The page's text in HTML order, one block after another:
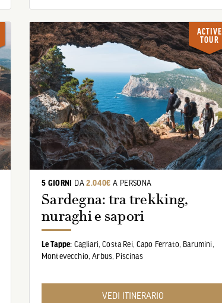
ACTIVE
TOUR
5 GIORNI DA2.040€ A PERSONA
Sardegna: tra trekking,
nuraghi e sapori
Le Tappe: Cagliari, Costa Rei, Capo Ferrato, Barumini,
Montevecchio, Arbus, Piscinas
VEDI ITINERARIO